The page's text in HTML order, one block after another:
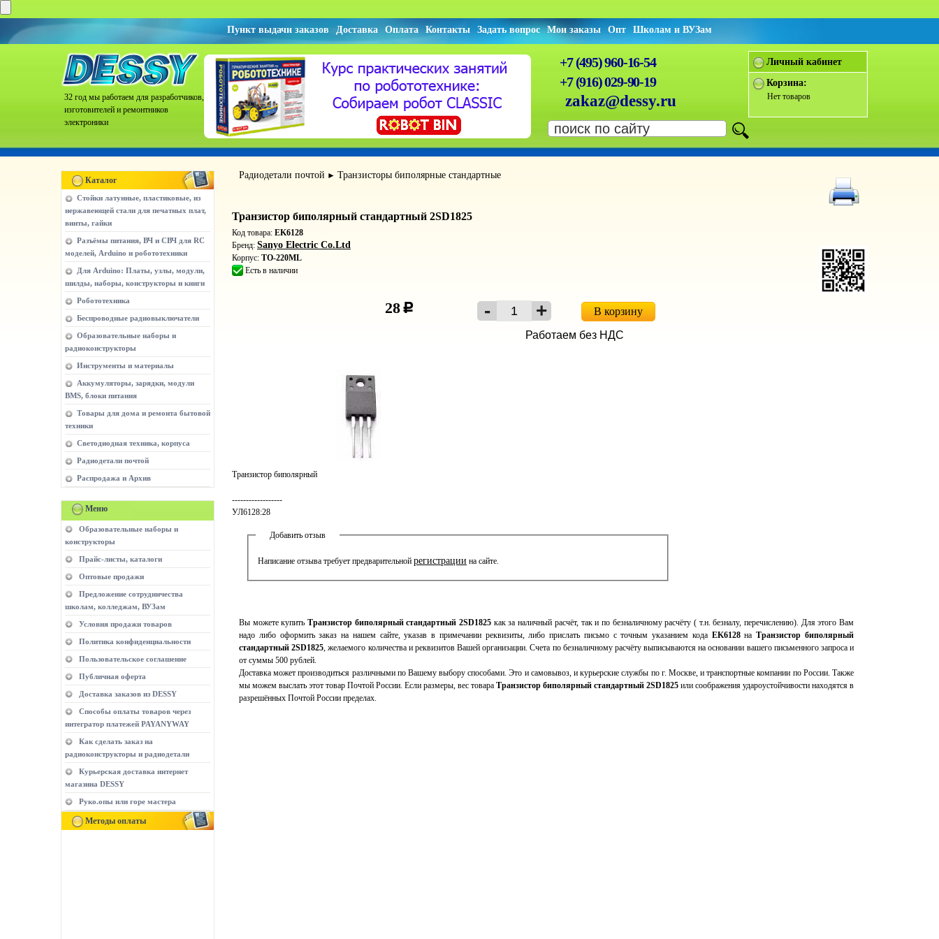
Пункт выдачи заказов Доставка Оплата Контакты Задать вопрос Мои заказы Опт Школам и ВУЗам
32 год мы работаем для разработчиков,
изготовителей и ремонтников
электроники
+7 (495) 960-16-54
+7 (916) 029-90-19
zakaz@dessy.ru
Личный кабинет
Корзина:
Нет товаров
Каталог
Стойки латунные, пластиковые, из
нержавеющей стали для печатных плат,
винты, гайки
Разъёмы питания, ВЧ и СВЧ для RC
моделей, Arduino и робототехники
Для Arduino: Платы, узлы, модули,
шилды, наборы, конструкторы и книги
Робототехника
Беспроводные радиовыключатели
Образовательные наборы и
радиоконструкторы
Инструменты и материалы
Аккумуляторы, зарядки, модули
BMS, блоки питания
Товары для дома и ремонта бытовой
техники
Светодиодная техника, корпуса
Радиодетали почтой
Распродажа и Архив
Меню
Образовательные наборы и
конструкторы
Прайс-листы, каталоги
Оптовые продажи
Предложение сотрудничества
школам, колледжам, ВУЗам
Условия продажи товаров
Политика конфиденциальности
Пользовательское соглашение
Публичная оферта
Доставка заказов из DESSY
Способы оплаты товаров через
интегратор платежей PAYANYWAY
Как сделать заказ на
радиоконструкторы и радиодетали
Курьерская доставка интернет
магазина DESSY
Руко.опы или горе мастера
Методы оплаты
Радиодетали почтой ► Транзисторы биполярные стандартные
Транзистор биполярный стандартный 2SD1825
Код товара: EK6128
Бренд: Sanyo Electric Co.Ltd
Корпус: TO-220ML
Есть в наличии
28 c
В корзину
Работаем без НДС
Транзистор биполярный
------------------
УЛ6128:28
Добавить отзыв
Написание отзыва требует предварительной регистрации на сайте.
Вы можете купитьТранзистор биполярный стандартный 2SD1825 как за наличный расчёт, так и по безналичному расчёту ( т.н. безналу, перечислению). Для этого Вам
надо либо оформить заказ на нашем сайте, указав в примечании реквизиты, либо прислать письмо с точным указанием кода EK6128наТранзистор биполярный
стандартный 2SD1825 , желаемого количества и реквизитов Вашей организации. Счета по безналичному расчёту выписываются на основании вашего письменного запроса и
от суммы 500 рублей.
Доставка может производиться различными по Вашему выбору способами. Это и самовывоз, и курьерские службы по г. Москве, и транспортные компании по России. Также
мы можем выслать этот товар Почтой России. Если размеры, вес товара Транзистор биполярный стандартный 2SD1825 или соображения удароустойчивости находятся в
разрешённых Почтой России пределах.